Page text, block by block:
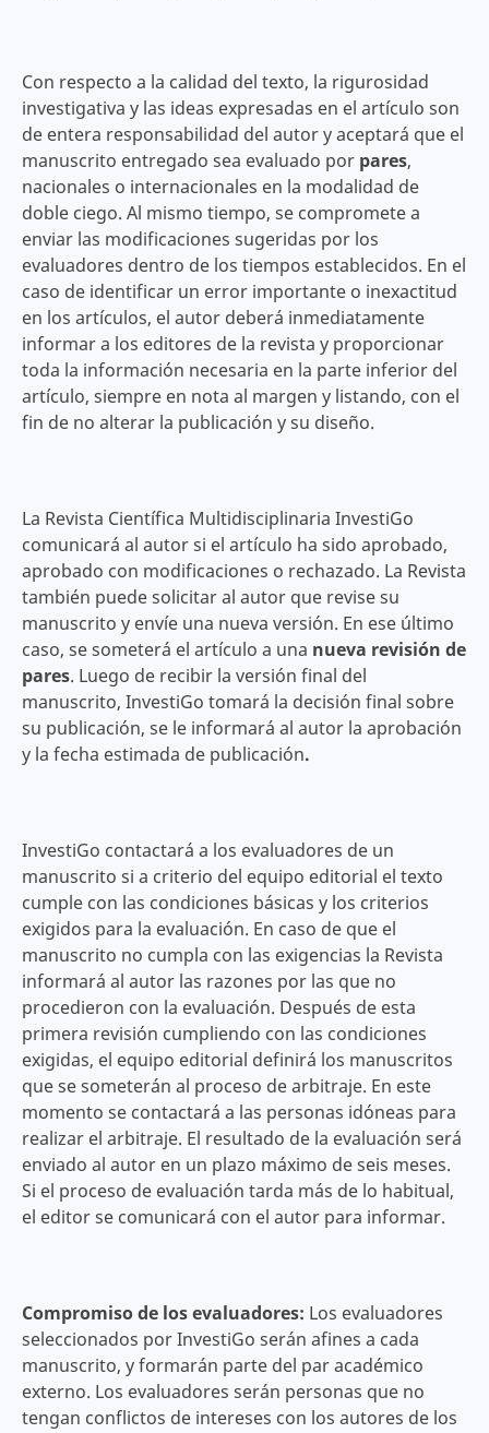
Con respecto a la calidad del texto, la rigurosidad
investigativa y las ideas expresadas en el artículo son
de entera responsabilidad del autor y aceptará que el
manuscrito entregado sea evaluado por pares,
nacionales o internacionales en la modalidad de
doble ciego. Al mismo tiempo, se compromete a
enviar las modificaciones sugeridas por los
evaluadores dentro de los tiempos establecidos. En el
caso de identificar un error importante o inexactitud
en los artículos, el autor deberá inmediatamente
informar a los editores de la revista y proporcionar
toda la información necesaria en la parte inferior del
artículo, siempre en nota al margen y listando, con el
fin de no alterar la publicación y su diseño.
La Revista Científica Multidisciplinaria InvestiGo
comunicará al autor si el artículo ha sido aprobado,
aprobado con modificaciones o rechazado. La Revista
también puede solicitar al autor que revise su
manuscrito y envíe una nueva versión. En ese último
caso, se someterá el artículo a una nueva revisión de
pares. Luego de recibir la versión final del
manuscrito, InvestiGo tomará la decisión final sobre
su publicación, se le informará al autor la aprobación
y la fecha estimada de publicación.
InvestiGo contactará a los evaluadores de un
manuscrito si a criterio del equipo editorial el texto
cumple con las condiciones básicas y los criterios
exigidos para la evaluación. En caso de que el
manuscrito no cumpla con las exigencias la Revista
informará al autor las razones por las que no
procedieron con la evaluación. Después de esta
primera revisión cumpliendo con las condiciones
exigidas, el equipo editorial definirá los manuscritos
que se someterán al proceso de arbitraje. En este
momento se contactará a las personas idóneas para
realizar el arbitraje. El resultado de la evaluación será
enviado al autor en un plazo máximo de seis meses.
Si el proceso de evaluación tarda más de lo habitual,
el editor se comunicará con el autor para informar.
Compromiso de los evaluadores: Los evaluadores
seleccionados por InvestiGo serán afines a cada
manuscrito, y formarán parte del par académico
externo. Los evaluadores serán personas que no
tengan conflictos de intereses con los autores de los